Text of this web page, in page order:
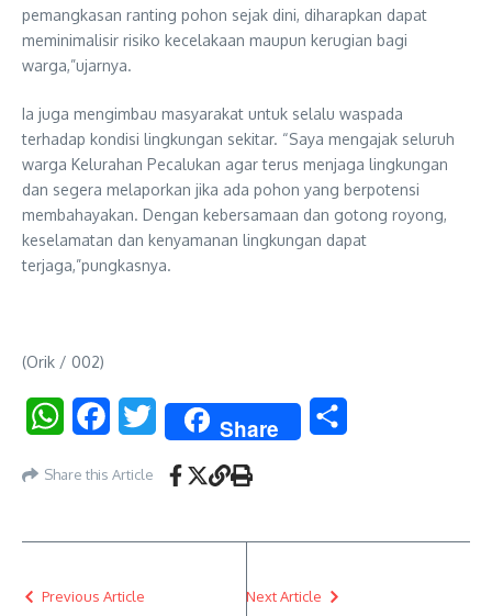
pemangkasan ranting pohon sejak dini, diharapkan dapat
meminimalisir risiko kecelakaan maupun kerugian bagi
warga,”ujarnya.
Ia juga mengimbau masyarakat untuk selalu waspada
terhadap kondisi lingkungan sekitar. “Saya mengajak seluruh
warga Kelurahan Pecalukan agar terus menjaga lingkungan
dan segera melaporkan jika ada pohon yang berpotensi
membahayakan. Dengan kebersamaan dan gotong royong,
keselamatan dan kenyamanan lingkungan dapat
terjaga,”pungkasnya.
(Orik / 002)
WhatsAppFacebookTwitter Share
Share this Article
Previous Article Next Article